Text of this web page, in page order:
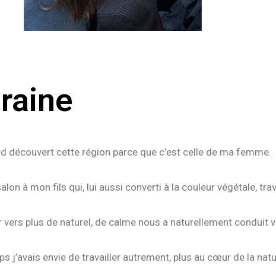
découvert cette région parce que c’est celle de ma femme.
à mon fils qui, lui aussi converti à la couleur végétale,
plus de naturel, de calme nous a naturellement conduit
j’avais envie de travailler autrement, plus au cœur de la